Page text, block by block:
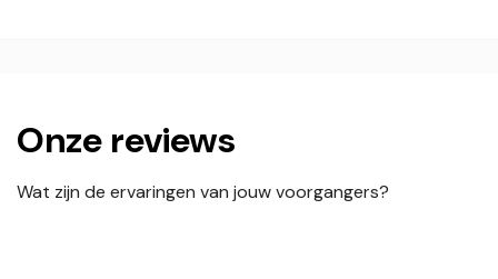
Onze reviews
Wat zijn de ervaringen van jouw voorgangers?